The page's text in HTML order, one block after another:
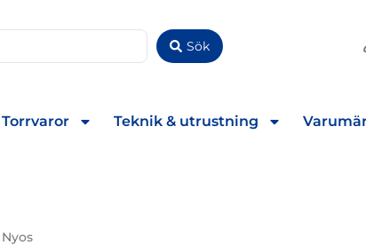
Sök
Torrvaror Teknik & utrustning
Nyos